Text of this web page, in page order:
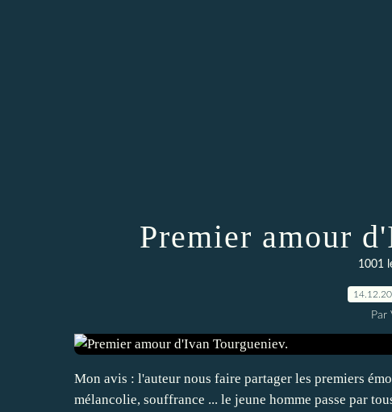
Premier amour
1001
Par
Mon avis : l'auteur nous faire partager les premiers
mélancolie, souffrance ... le jeune homme passe par